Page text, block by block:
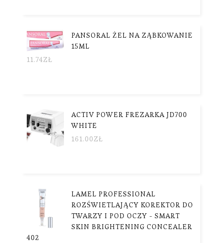
PANSORAL ŻEL NA ZĄBKOWANIE
15ML
11.74ZŁ
ACTIV POWER FREZARKA JD700
WHITE
161.00ZŁ
LAMEL PROFESSIONAL
ROZŚWIETLAJĄCY KOREKTOR DO
TWARZY I POD OCZY - SMART
SKIN BRIGHTENING CONCEALER
402